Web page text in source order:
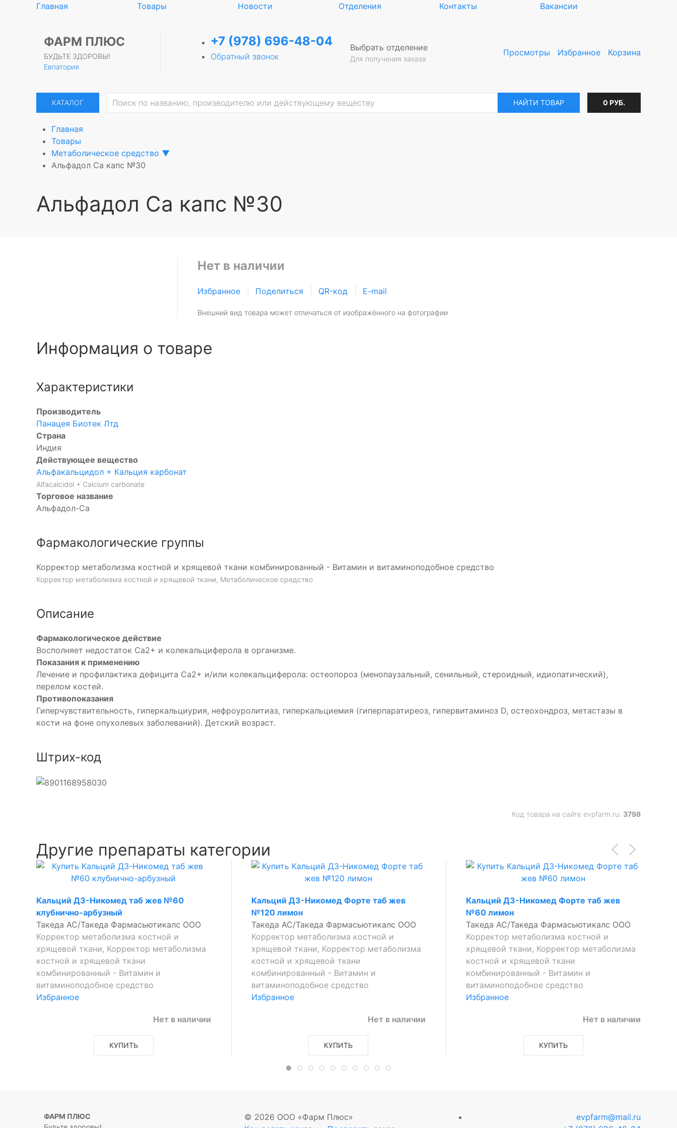
Главная Товары Новости Отделения Контакты Вакансии
ФАРМ ПЛЮС
БУДЬТЕ ЗДОРОВЫ!
Евпатория
+7 (978) 696-48-04
Обратный звонок
Выбрать отделение
Для получения заказа
Просмотры Избранное Корзина
КАТАЛОГ НАЙТИ ТОВАР 0 РУБ.
Главная
Товары
Метаболическое средство ▼
Альфадол Са капс №30
Альфадол Са капс №30
Нет в наличии
Избранное Поделиться QR-код E-mail
Внешний вид товара может отличаться от изображённого на фотографии
Информация о товаре
Характеристики
Производитель
Панацея Биотек Лтд
Страна
Индия
Действующее вещество
Альфакальцидол + Кальция карбонат
Alfacalcidol + Calcium carbonate
Торговое название
Альфадол-Са
Фармакологические группы
Корректор метаболизма костной и хрящевой ткани комбинированный - Витамин и витаминоподобное средство
Корректор метаболизма костной и хрящевой ткани, Метаболическое средство
Описание
Фармакологическое действие
Восполняет недостаток Ca2+ и колекальциферола в организме.
Показания к применению
Лечение и профилактика дефицита Ca2+ и/или колекальциферола: остеопороз (менопаузальный, сенильный, стероидный, идиопатический),
перелом костей.
Противопоказания
Гиперчувствительность, гиперкальциурия, нефроуролитиаз, гиперкальциемия (гиперпаратиреоз, гипервитаминоз D, остеохондроз, метастазы в
кости на фоне опухолевых заболеваний). Детский возраст.
Штрих-код
Код товара на сайте evpfarm.ru: 3798
Другие препараты категории
Кальций Д3-Никомед таб жев №60
клубнично-арбузный
Такеда АС/Такеда Фармасьютикалс ООО
Корректор метаболизма костной и
хрящевой ткани, Корректор метаболизма
костной и хрящевой ткани
комбинированный - Витамин и
витаминоподобное средство
Избранное
Нет в наличии
КУПИТЬ
Кальций Д3-Никомед Форте таб жев
№120 лимон
Такеда АС/Такеда Фармасьютикалс ООО
Корректор метаболизма костной и
хрящевой ткани, Корректор метаболизма
костной и хрящевой ткани
комбинированный - Витамин и
витаминоподобное средство
Избранное
Нет в наличии
КУПИТЬ
Кальций Д3-Никомед Форте таб жев
№60 лимон
Такеда АС/Такеда Фармасьютикалс ООО
Корректор метаболизма костной и
хрящевой ткани, Корректор метаболизма
костной и хрящевой ткани
комбинированный - Витамин и
витаминоподобное средство
Избранное
Нет в наличии
КУПИТЬ
ФАРМ ПЛЮС
© 2026 ООО «Фарм Плюс»
evpfarm@mail.ru